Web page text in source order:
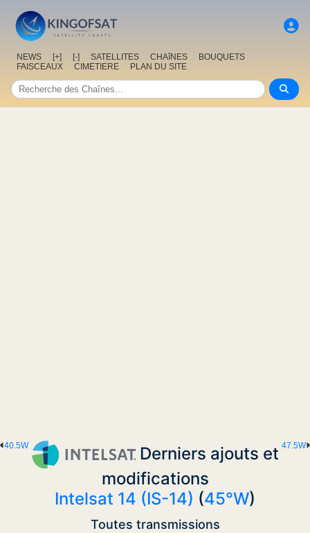
NEWS [+] [-] SATELLITES CHAîNES
BOUQUETS
FAISCEAUX
CIMETIERE PLAN DU SITE
47.5W
40.5W
Derniers ajouts et
modifications
Intelsat 14 (IS-14) (45°W)
Toutes transmissions